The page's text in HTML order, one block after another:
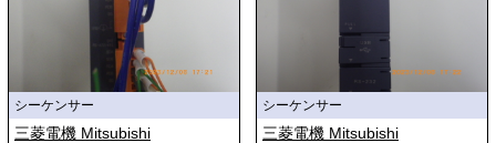
シーケンサー
三菱電機 Mitsubishi
シーケンサー
三菱電機 Mitsubishi